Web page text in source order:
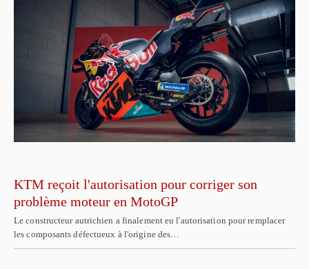
KTM reçoit l'autorisation pour corriger son
problème moteur en MotoGP
Le constructeur autrichien a finalement eu l'autorisation pour remplacer
les composants défectueux à l'origine des…